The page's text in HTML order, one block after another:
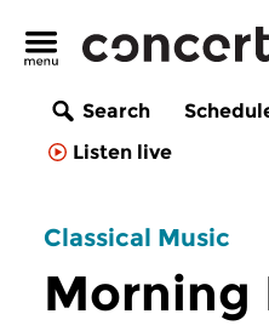
Search
Listen live
Classical Music
Morning